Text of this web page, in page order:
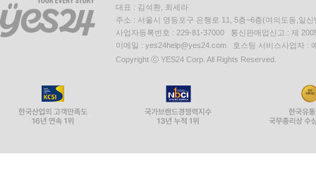
대표 : 김석환, 최세라
주소 : 서울시 영등포구 은행로 11, 5층~6층(여의도동,일신
사업자등록번호 : 229-81-37000 통신판매업신고 : 제
이메일 : yes24help@yes24.com 호스팅 서비스사업자 :
Copyright ⓒ YES24 Corp. All Rights Reserved.